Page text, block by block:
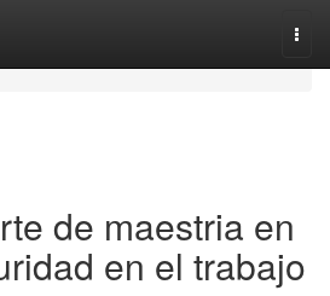
de maestria en
en el trabajo